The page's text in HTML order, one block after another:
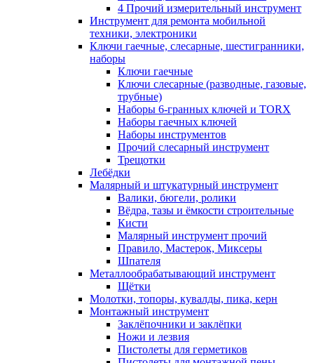
4 Прочий измерительный инструмент
Инструмент для ремонта мобильной
техники, электроники
Ключи гаечные, слесарные, шестигранники,
наборы
Ключи гаечные
Ключи слесарные (разводные, газовые,
трубные)
Наборы 6-гранных ключей и TORX
Наборы гаечных ключей
Наборы инструментов
Прочий слесарный инструмент
Трещотки
Лебёдки
Малярный и штукатурный инструмент
Валики, бюгели, ролики
Вёдра, тазы и ёмкости строительные
Кисти
Малярный инструмент прочий
Правило, Мастерок, Миксеры
Шпателя
Металлообрабатывающий инструмент
Щётки
Молотки, топоры, кувалды, пика, керн
Монтажный инструмент
Заклёпочники и заклёпки
Ножи и лезвия
Пистолеты для герметиков